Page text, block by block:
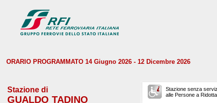
ORARIO PROGRAMMATO 14 Giugno 2026 - 12 Dicembre 2026
Stazione di
GUALDO TADINO
Stazione senza
alle Persone a